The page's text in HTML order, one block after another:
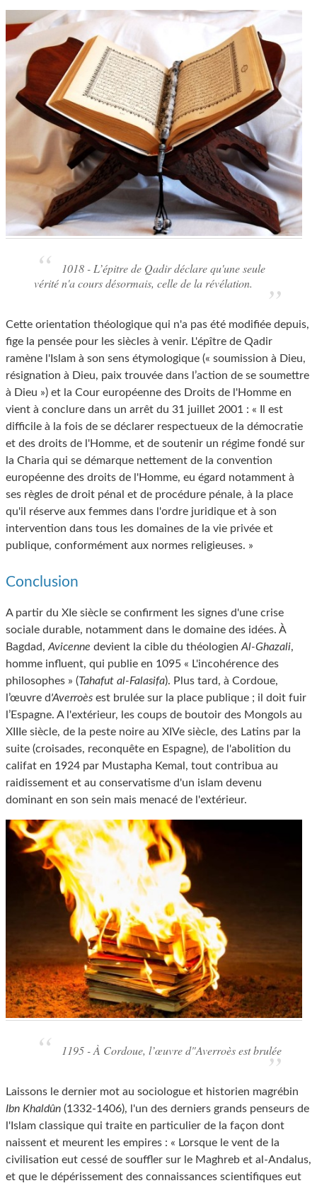
1018 - L’épitre de Qadir déclare qu'une seule
vérité n'a cours désormais, celle de la révélation.
Cette orientation théologique qui n'a pas été modifiée depuis,
fige la pensée pour les siècles à venir. L'épître de Qadir
ramène l'Islam à son sens étymologique (« soumission à Dieu,
résignation à Dieu, paix trouvée dans l’action de se soumettre
à Dieu ») et la Cour européenne des Droits de l'Homme en
vient à conclure dans un arrêt du 31 juillet 2001 : « Il est
difficile à la fois de se déclarer respectueux de la démocratie
et des droits de l'Homme, et de soutenir un régime fondé sur
la Charia qui se démarque nettement de la convention
européenne des droits de l'Homme, eu égard notamment à
ses règles de droit pénal et de procédure pénale, à la place
qu'il réserve aux femmes dans l'ordre juridique et à son
intervention dans tous les domaines de la vie privée et
publique, conformément aux normes religieuses. »
Conclusion
A partir du XIe siècle se confirment les signes d'une crise
sociale durable, notamment dans le domaine des idées. À
Bagdad,Avicenne devient la cible du théologienAl-Ghazali,
homme influent, qui publie en 1095 « L'incohérence des
philosophes » (Tahafut al-Falasifa). Plus tard, à Cordoue,
l’œuvre d'Averroès est brulée sur la place publique ; il doit fuir
l’Espagne. A l'extérieur, les coups de boutoir des Mongols au
XIIIe siècle, de la peste noire au XIVe siècle, des Latins par la
suite (croisades, reconquête en Espagne), de l'abolition du
califat en 1924 par Mustapha Kemal, tout contribua au
raidissement et au conservatisme d'un islam devenu
dominant en son sein mais menacé de l'extérieur.
1195 - À Cordoue, l’œuvre d"Averroès est brulée
Laissons le dernier mot au sociologue et historien magrébin
Ibn Khaldûn (1332-1406), l'un des derniers grands penseurs de
l'Islam classique qui traite en particulier de la façon dont
naissent et meurent les empires : « Lorsque le vent de la
civilisation eut cessé de souffler sur le Maghreb et al-Andalus,
et que le dépérissement des connaissances scientifiques eut